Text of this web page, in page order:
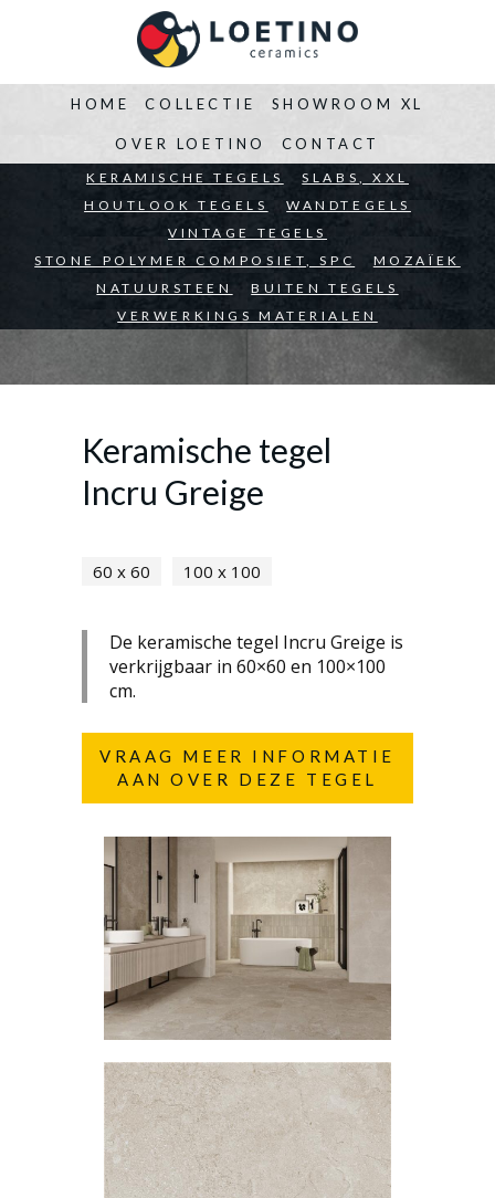
HOME
BEDRIJVEN ARCHITECTEN PARTICULIEREN
COLLECTIE
KERAMISCHE TEGELS
SLABS, XXL
HOUTLOOK TEGELS
WANDTEGELS
VINTAGE TEGELS
STONE POLYMER COMPOSIET, SPC
MOZAÏEK
NATUURSTEEN
BUITEN TEGELS
VERWERKINGS MATERIALEN
SHOWROOM XL
OVER LOETINO CONTACT
Keramische tegel
Incru Greige
60 x 60 100 x 100
De keramische tegel Incru Greige is
verkrijgbaar in 60×60 en 100×100
cm.
VRAAG MEER INFORMATIE
AAN OVER DEZE TEGEL